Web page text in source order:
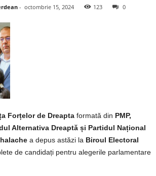
- octombrie 15, 2024 123 0
Forțelor de Dreapta formată din PMP,
Alternativa Dreaptă și Partidul Național
a depus astăzi la Biroul Electoral
de candidați pentru alegerile parlamentare